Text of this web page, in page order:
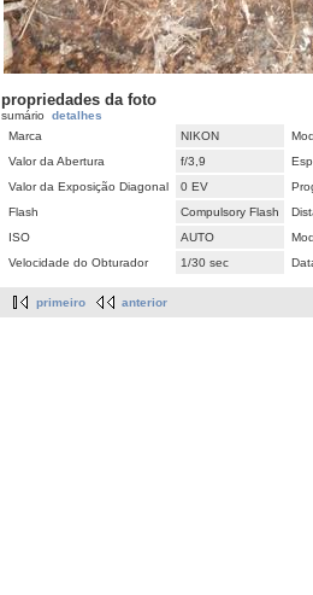
propriedades da foto
sumário detalhes
Marca
NIKON
Valor da Abertura
f/3,9
Valor da Exposição Diagonal
0 EV
Flash
Compulsory Flash
ISO
AUTO
Velocidade do Obturador
1/30 sec
primeiro anterior